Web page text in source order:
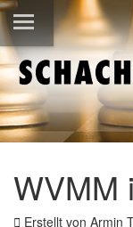
WVMM
Erstellt von Armin